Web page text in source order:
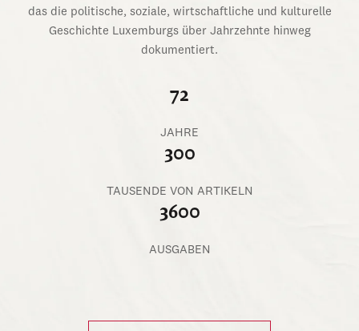
das die politische, soziale, wirtschaftliche und kulturelle
Geschichte Luxemburgs über Jahrzehnte hinweg
dokumentiert.
72
JAHRE
300
TAUSENDE VON ARTIKELN
3600
AUSGABEN